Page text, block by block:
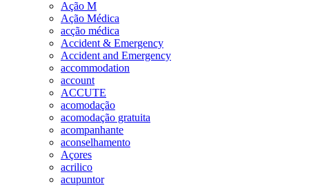
Ação M
Ação Médica
acção médica
Accident & Emergency
Accident and Emergency
accommodation
account
ACCUTE
acomodação
acomodação gratuita
acompanhante
aconselhamento
Açores
acrilico
acupuntor